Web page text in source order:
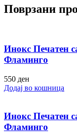
Поврзани
Инокс Печатен
Фламинго
550 ден
Додај во кошница
Инокс Печатен
Фламинго